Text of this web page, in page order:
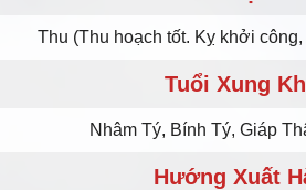
Thu (Thu hoạch tốt. Kỵ khởi
Tuổi Xung
Nhâm Tý, Bính Tý, Giáp
Hướng Xuất